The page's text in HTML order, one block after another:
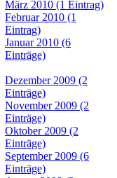
März 2010 (1 Eintrag)
Februar 2010 (1
Eintrag)
Januar 2010 (6
Einträge)
Dezember 2009 (2
Einträge)
November 2009 (2
Einträge)
Oktober 2009 (2
Einträge)
September 2009 (6
Einträge)